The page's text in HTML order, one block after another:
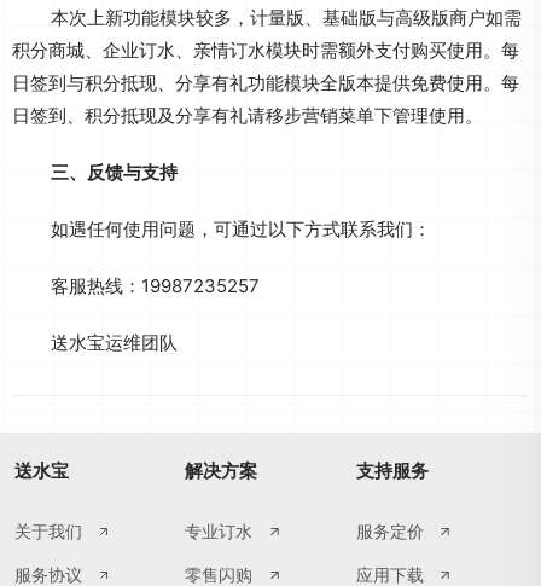
本次上新功能模块较多，计量版、基础版与高级版商户如需
积分商城、企业订水、亲情订水模块时需额外支付购买使用。每
日签到与积分抵现、分享有礼功能模块全版本提供免费使用。每
日签到、积分抵现及分享有礼请移步营销菜单下管理使用。
三、反馈与支持
如遇任何使用问题，可通过以下方式联系我们：
客服热线：19987235257
送水宝运维团队
送水宝
关于我们
服务协议
解决方案
专业订水
零售闪购
支持服务
服务定价
应用下载